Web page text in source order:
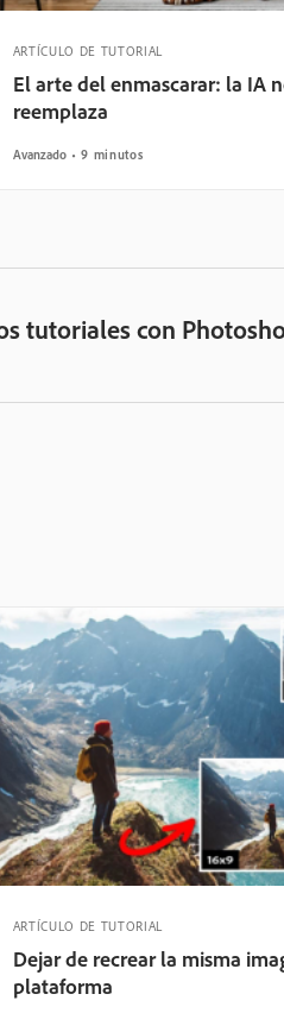
ARTÍCULO DE TUTORIAL
El arte del enmascarar: la IA
reemplaza
Avanzado 9 minutos
tutoriales con
ARTÍCULO DE TUTORIAL
Dejar de recrear la misma
plataforma